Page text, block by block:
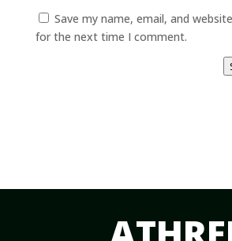
Save my name, email, and
for the next time I comment.